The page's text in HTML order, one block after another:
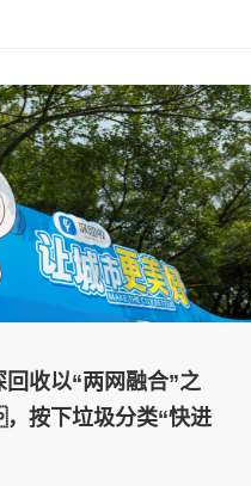
回收以“两网融合”之
按下垃圾分类“快进